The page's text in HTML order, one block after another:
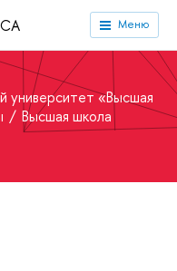
Меню
университет «Высшая
Высшая школа